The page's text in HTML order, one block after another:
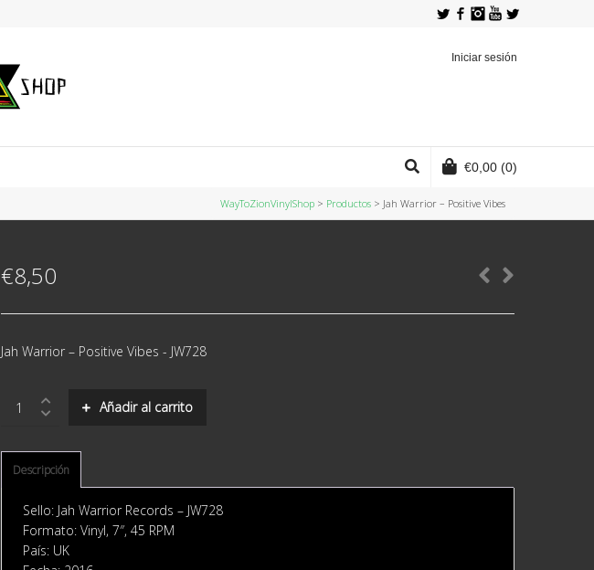
YouTube
Instagram
Facebook
Twitter
Iniciar sesión
€0,00 (0)
WayToZionVinylShop > Productos > Jah Warrior ‎– Positive Vibes
€8,50
Jah Warrior ‎– Positive Vibes - JW728
Warrior
Positive
Vibes
Añadir al carrito
Descripción
Sello: Jah Warrior Records ‎– JW728
Formato: Vinyl, 7″, 45 RPM
País: UK